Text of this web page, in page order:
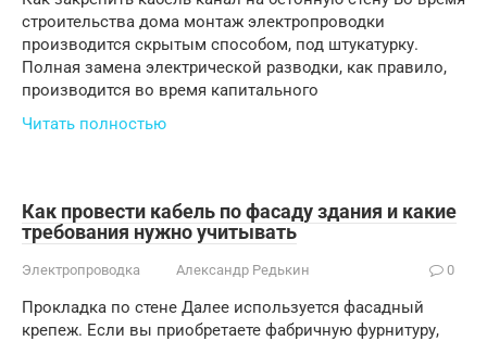
строительства дома монтаж электропроводки
производится скрытым способом, под штукатурку.
Полная замена электрической разводки, как правило,
производится во время капитального
Читать полностью
Как провести кабель по фасаду здания и какие
требования нужно учитывать
Электропроводка Александр Редькин 0
Прокладка по стене Далее используется фасадный
крепеж. Если вы приобретаете фабричную фурнитуру,